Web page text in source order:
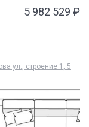
5 982 529 ₽
ул., строение 1, 5